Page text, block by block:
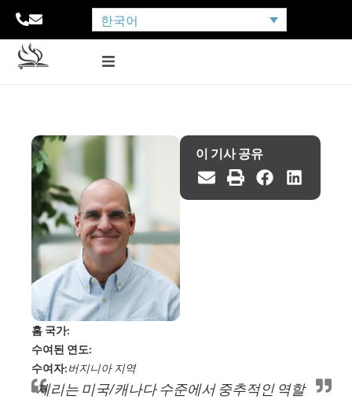
한국어
이 기사 공유
홈 국가:
수여된 연도:
수여자:버지니아 지역
제리는 미국/캐나다 수준에서 중추적인 역할